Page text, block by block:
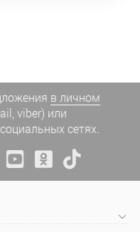
в личном
viber) или
сетях.